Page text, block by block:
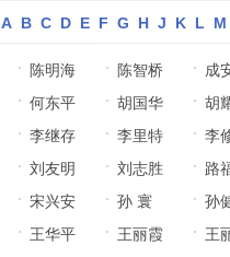
A B C D E F G H J K L M
陈明海
13/11/06
陈智桥
14/01/06
成
13/
何东平
13/11/06
胡国华
13/11/06
胡
13/
李继存
13/11/06
李里特
13/11/06
李
13/
刘友明
13/07/09
刘志胜
13/11/06
路
13/
宋兴安
13/09/04
孙 寰
13/11/06
孙
13/
王华平 王丽霞 王